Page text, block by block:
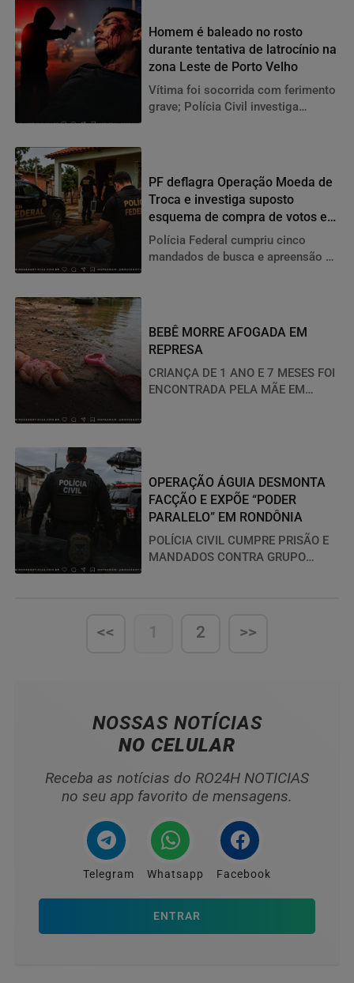
Homem é baleado no rosto
durante tentativa de latrocínio na
zona Leste de Porto Velho
Vítima foi socorrida com ferimento
grave; Polícia Civil investiga
PF deflagra Operação Moeda de
Troca e investiga suposto
esquema de compra de votos em
Mirante da Serra
Polícia Federal cumpriu cinco
mandados de busca e apreensão e
apura suspeitas de corrupção
eleitoral nas eleições municipais
de 2024.
BEBÊ MORRE AFOGADA EM
REPRESA
CRIANÇA DE 1 ANO E 7 MESES FOI
ENCONTRADA PELA MÃE EM
OPERAÇÃO ÁGUIA DESMONTA
FACÇÃO E EXPÕE “PODER
PARALELO” EM RONDÔNIA
POLÍCIA CIVIL CUMPRE PRISÃO E
MANDADOS CONTRA GRUPO
<< 1 2 >>
NOSSAS NOTÍCIAS
NO CELULAR
Receba as notícias do RO24H NOTICIAS
no seu app favorito de mensagens.
Telegram Whatsapp Facebook
ENTRAR